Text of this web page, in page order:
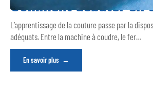
Comment débuter en
L’apprentissage de la couture passe par la
adéquats. Entre la machine à coudre, le fer…
En savoir plus